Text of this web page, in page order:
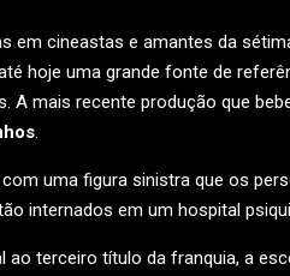
em cineastas e amantes da
hoje uma grande fonte de
A mais recente produção que
.
uma figura sinistra que os
internados em um hospital
ao terceiro título da franquia, a